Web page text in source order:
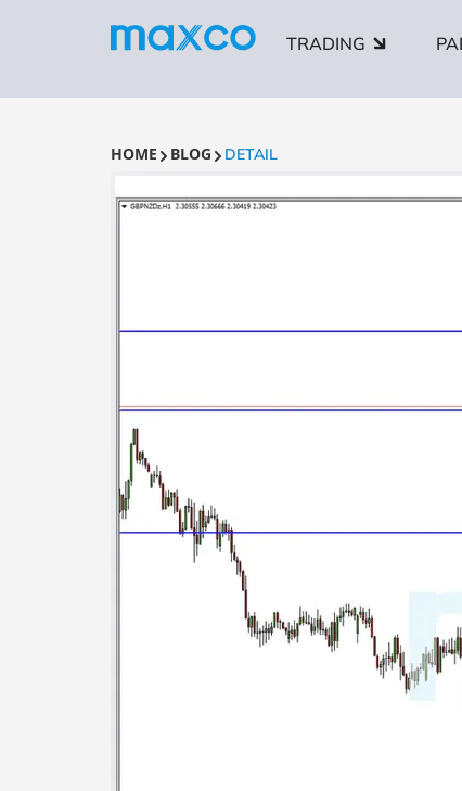
TRADING
HOME BLOG DETAIL